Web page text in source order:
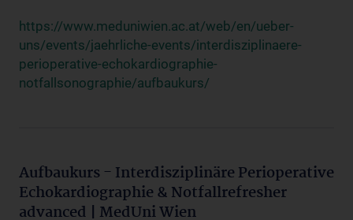
https://www.meduniwien.ac.at/web/en/ueber-
uns/events/jaehrliche-events/interdisziplinaere-
perioperative-echokardiographie-
notfallsonographie/aufbaukurs/
Aufbaukurs - Interdisziplinäre Perioperative
Echokardiographie & Notfallrefresher
advanced | MedUni Wien